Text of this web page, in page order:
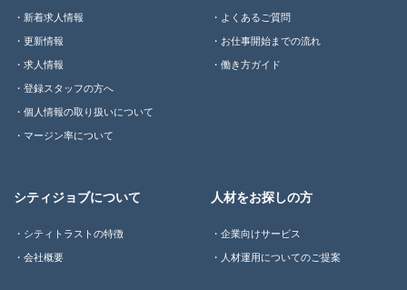
新着求人情報
更新情報
求人情報
登録スタッフの方へ
個人情報の取り扱いについて
マージン率について
よくあるご質問
お仕事開始までの流れ
働き方ガイド
シティジョブについて
シティトラストの特徴
会社概要
人材をお探しの方
企業向けサービス
人材運用についてのご提案